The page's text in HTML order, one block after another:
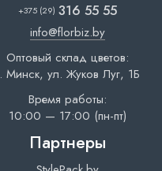
+375 (29) 316 55 55
info@florbiz.by
Оптовый склад цветов:
Минск, ул. Жуков Луг, 1Б
Время работы:
10:00 — 17:00 (пн-пт)
Партнеры